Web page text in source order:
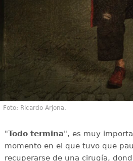
Foto: Ricardo Arjona.
"Todo termina", es muy
momento en el que tuvo que
recuperarse de una cirugía,